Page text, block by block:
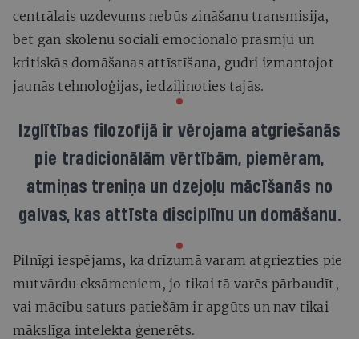
centrālais uzdevums nebūs zināšanu transmisija,
bet gan skolēnu sociāli emocionālo prasmju un
kritiskās domāšanas attīstīšana, gudri izmantojot
jaunās tehnoloģijas, iedziļinoties tajās.
Izglītības filozofijā ir vērojama atgriešanās
pie tradicionālām vērtībām, piemēram,
atmiņas treniņa un dzejoļu mācīšanās no
galvas, kas attīsta disciplīnu un domāšanu.
Pilnīgi iespējams, ka drīzumā varam atgriezties pie
mutvārdu eksāmeniem, jo tikai tā varēs pārbaudīt,
vai mācību saturs patiešām ir apgūts un nav tikai
mākslīga intelekta ģenerēts.